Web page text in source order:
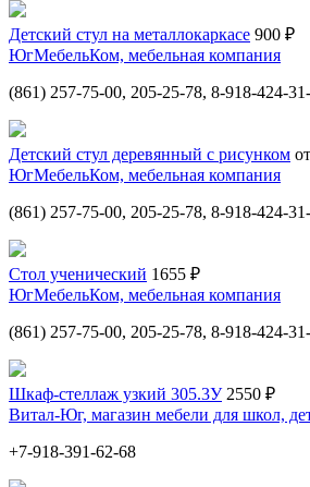
Детский стул на металлокаркасе 900 ₽
ЮгМебельКом, мебельная компания
(861) 257-75-00, 205-25-78, 8-918-424-
Детский стул деревянный с рисунком
ЮгМебельКом, мебельная компания
(861) 257-75-00, 205-25-78, 8-918-424-
Стол ученический 1655 ₽
ЮгМебельКом, мебельная компания
(861) 257-75-00, 205-25-78, 8-918-424-
Шкаф-стеллаж узкий 305.3У 2550 ₽
Витал-Юг, магазин мебели для школ,
+7-918-391-62-68